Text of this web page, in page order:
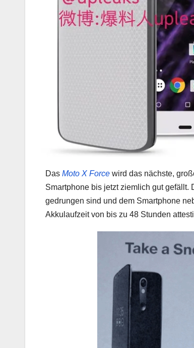
Das Moto X Force wird das nächste,
Smartphone bis jetzt ziemlich gut
gedrungen sind und dem Smartphone
Akkulaufzeit von bis zu 48 Stunden